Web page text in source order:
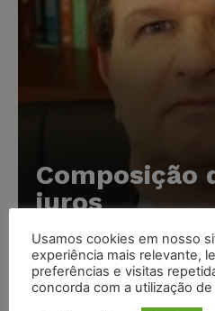
Composição
juros
Carlos Henrique Abrão 07/
Meta é alvo de denúncia após
sexual infantil gerado por IA
Usamos cookies em nosso
experiência mais relevante,
preferências e visitas
concorda com a utilização